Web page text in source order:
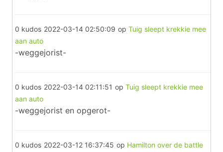
0 kudos 2022-03-14 02:50:09 op Tuig sleept krekkie mee
aan auto
-weggejorist-
0 kudos 2022-03-14 02:11:51 op Tuig sleept krekkie mee
aan auto
-weggejorist en opgerot-
0 kudos 2022-03-12 16:37:45 op Hamilton over de battle